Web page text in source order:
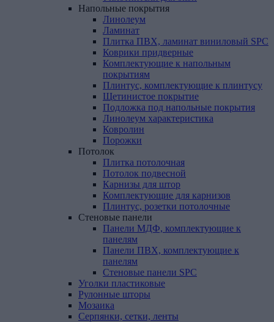
Напольные покрытия
Линолеум
Ламинат
Плитка ПВХ, ламинат виниловый SPC
Коврики придверные
Комплектующие к напольным
покрытиям
Плинтус, комплектующие к плинтусу
Щетинистое покрытие
Подложка под напольные покрытия
Линолеум характеристика
Ковролин
Порожки
Потолок
Плитка потолочная
Потолок подвесной
Карнизы для штор
Комплектующие для карнизов
Плинтус, розетки потолочные
Стеновые панели
Панели МДФ, комплектующие к
панелям
Панели ПВХ, комплектующие к
панелям
Стеновые панели SPC
Уголки пластиковые
Рулонные шторы
Мозаика
Серпянки, сетки, ленты